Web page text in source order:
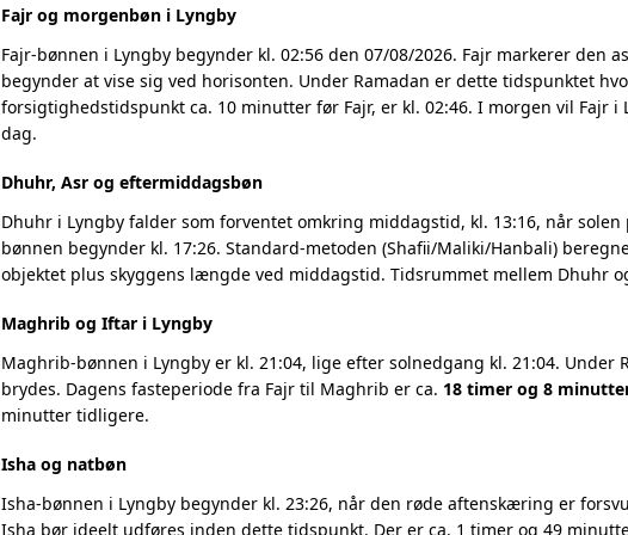
Fajr og morgenbøn i Lyngby
Fajr-bønnen i Lyngby begynder kl. 02:56 den 07/08/2026. Fajr markerer den
begynder at vise sig ved horisonten. Under Ramadan er dette tidspunktet
forsigtighedstidspunkt ca. 10 minutter før Fajr, er kl. 02:46. I morgen vil Fajr
dag.
Dhuhr, Asr og eftermiddagsbøn
Dhuhr i Lyngby falder som forventet omkring middagstid, kl. 13:16, når
bønnen begynder kl. 17:26. Standard-metoden (Shafii/Maliki/Hanbali)
objektet plus skyggens længde ved middagstid. Tidsrummet mellem Dhuhr
Maghrib og Iftar i Lyngby
Maghrib-bønnen i Lyngby er kl. 21:04, lige efter solnedgang kl. 21:04.
brydes. Dagens fasteperiode fra Fajr til Maghrib er ca. 18 timer og 8
minutter tidligere.
Isha og natbøn
Isha-bønnen i Lyngby begynder kl. 23:26, når den røde aftenskæring er
Isha bør ideelt udføres inden dette tidspunkt. Der er ca. 1 timer og 49